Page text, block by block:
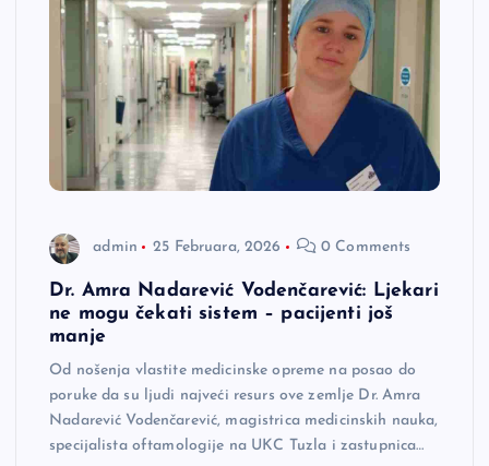
admin 25 Februara, 2026 0 Comments
Dr. Amra Nadarević Vodenčarević: Ljekari
ne mogu čekati sistem – pacijenti još
manje
Od nošenja vlastite medicinske opreme na posao do
poruke da su ljudi najveći resurs ove zemlje Dr. Amra
Nadarević Vodenčarević, magistrica medicinskih nauka,
specijalista oftamologije na UKC Tuzla i zastupnica…